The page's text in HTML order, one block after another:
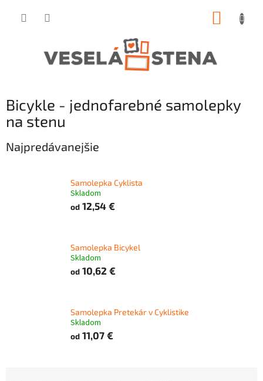
Bicykle - jednofarebné samolepky
na stenu
Najpredávanejšie
Samolepka Cyklista
Skladom
od 12,54 €
Samolepka Bicykel
Skladom
od 10,62 €
Samolepka Pretekár v Cyklistike
Skladom
od 11,07 €